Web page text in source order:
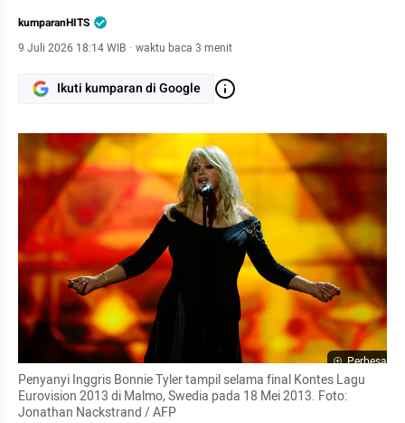
kumparanHITS
9 Juli 2026 18:14 WIB · waktu baca 3 menit
Ikuti kumparan di Google
Perbesar
Penyanyi Inggris Bonnie Tyler tampil selama final Kontes Lagu
Eurovision 2013 di Malmo, Swedia pada 18 Mei 2013. Foto:
Jonathan Nackstrand / AFP